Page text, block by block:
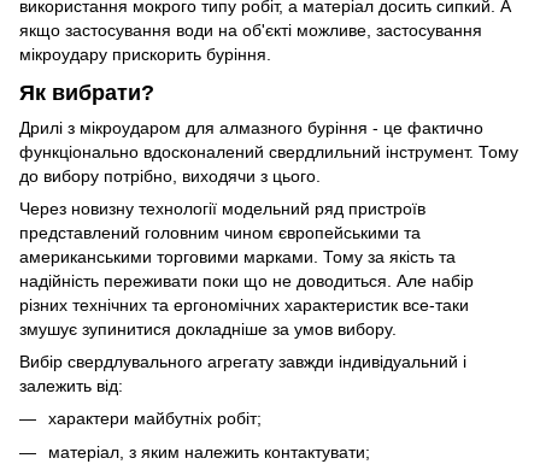
використання мокрого типу робіт, а матеріал досить сипкий. А
якщо застосування води на об'єкті можливе, застосування
мікроудару прискорить буріння.
Як вибрати?
Дрилі з мікроударом для алмазного буріння - це фактично
функціонально вдосконалений свердлильний інструмент. Тому
до вибору потрібно, виходячи з цього.
Через новизну технології модельний ряд пристроїв
представлений головним чином європейськими та
американськими торговими марками. Тому за якість та
надійність переживати поки що не доводиться. Але набір
різних технічних та ергономічних характеристик все-таки
змушує зупинитися докладніше за умов вибору.
Вибір свердлувального агрегату завжди індивідуальний і
залежить від:
характери майбутніх робіт;
матеріал, з яким належить контактувати;